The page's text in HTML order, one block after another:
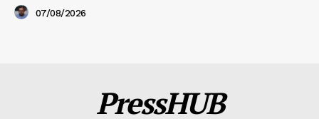
07/08/2026
PressHUB